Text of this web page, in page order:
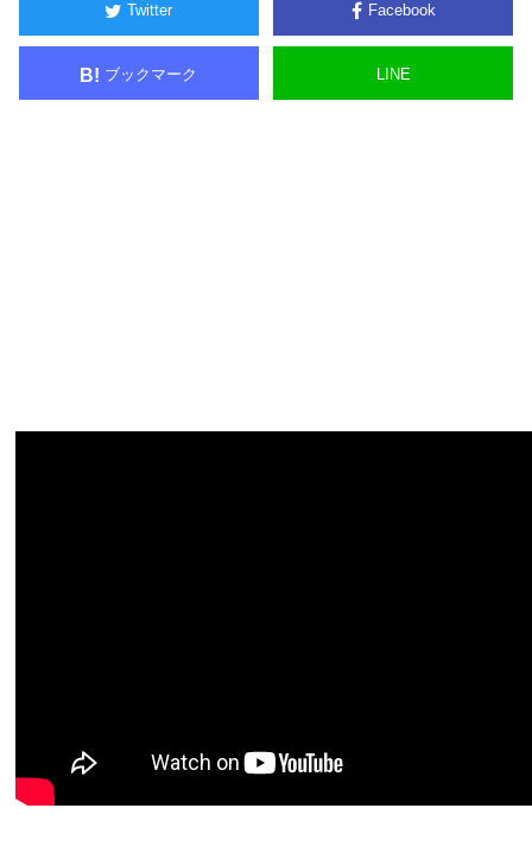
Twitter Facebook
B! ブックマーク LINE